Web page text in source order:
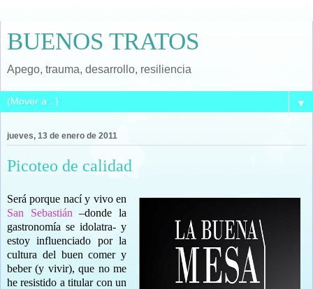
BUENOS TRATOS
Apego, trauma, desarrollo, resiliencia
▼
jueves, 13 de enero de 2011
Picoteo de calidad
Será porque nací y vivo en
San Sebastián–donde la
gastronomía se idolatra- y
estoy influenciado por la
cultura del buen comer y
beber (y vivir), que no me
he resistido a titular con un